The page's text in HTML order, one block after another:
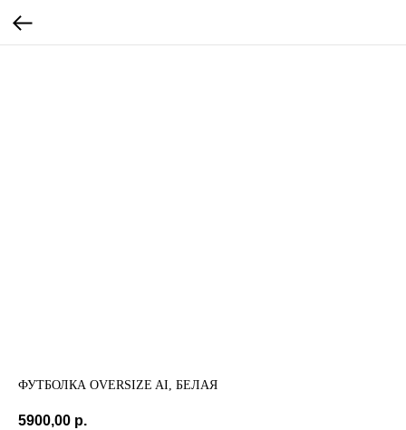
ФУТБОЛКА OVERSIZE AI, БЕЛАЯ
5900,00 р.